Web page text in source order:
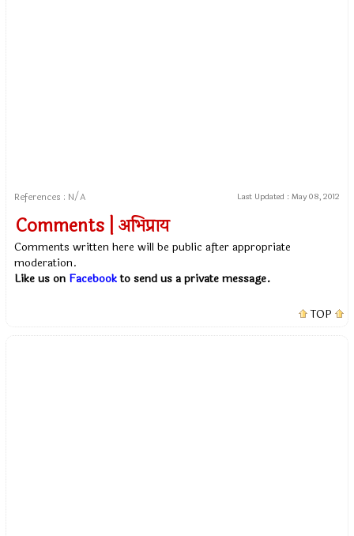
References : N/A Last Updated : May 08, 2012
Comments | अभिप्राय
Comments written here will be public after appropriate
moderation.
Like us on Facebookto send us a private message.
TOP